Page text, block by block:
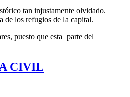
tan injustamente olvidado.
de los refugios de la capital.
puesto que esta parte del
CIVIL